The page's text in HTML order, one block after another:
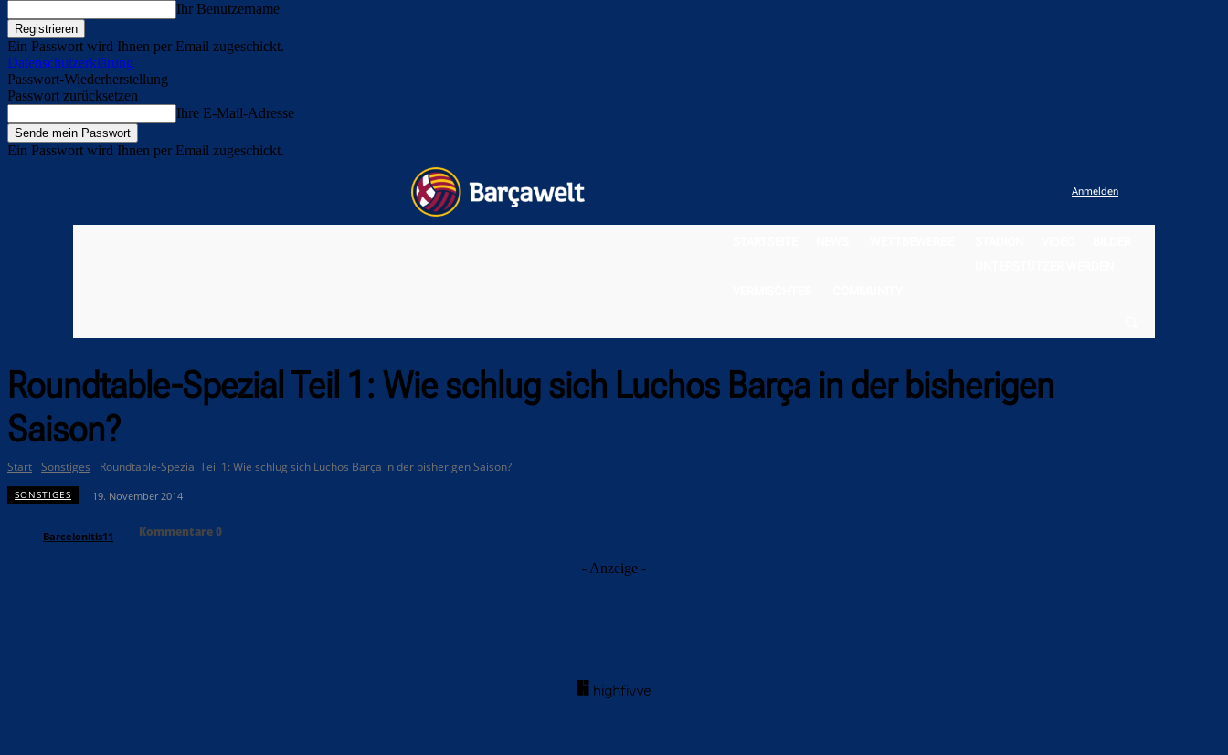
Ihr Benutzername
Ein Passwort wird Ihnen per Email zugeschickt.
Datenschutzerklärung
Passwort-Wiederherstellung
Passwort zurücksetzen
Ihre E-Mail-Adresse
Ein Passwort wird Ihnen per Email zugeschickt.
Anmelden
Roundtable-Spezial Teil 1: Wie schlug sich Luchos Barça in der bisherigen
Saison?
Start Sonstiges Roundtable-Spezial Teil 1: Wie schlug sich Luchos Barça in der bisherigen Saison?
SONSTIGES 19. November 2014
Barcelonitis11 Kommentare0
- Anzeige -